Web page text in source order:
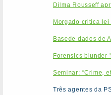
Dilma Rousseff
Morgado critica
Basede dados de
Forensics blunder
Seminar: “Crime,
Três agentes da